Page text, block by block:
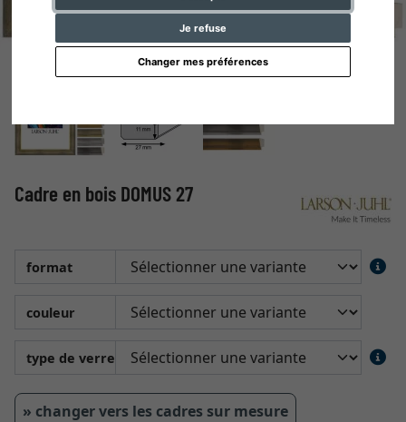
Je refuse
Changer mes préférences
Cadre en bois DOMUS 27
format
couleur
type de verre
» changer vers les cadres sur mesure